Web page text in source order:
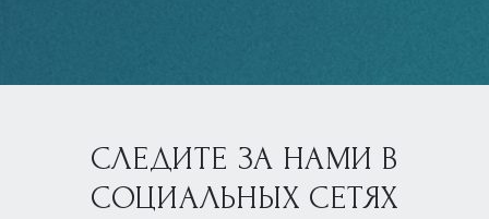
СЛЕДИТЕ ЗА НАМИ В
СОЦИАЛЬНЫХ СЕТЯХ